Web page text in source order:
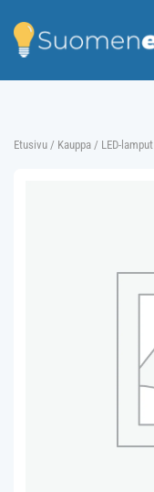
content
Etusivu / Kauppa / LED-lamput